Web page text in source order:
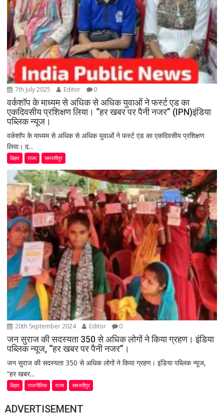
7th July 2025 Editor 0
वर्कशॉप के माध्यम से अधिक से अधिक युवाओं ने फर्स्ट एड का
एकदिवसीय प्रशिक्षण लिया। “हर खबर पर पैनी नजर” (IPN)इंडिया
पब्लिक न्यूज।
वर्कशॉप के माध्यम से अधिक से अधिक युवाओं ने फर्स्ट एड का एकदिवसीय प्रशिक्षण
लिया। द...
बिहार राज्य समस्तीपुर
20th September 2024 Editor 0
जन सुराज की सदस्यता 350 से अधिक लोगों ने किया ग्रहण। इंडिया
पब्लिक न्यूज, “हर खबर पर पैनी नजर”।
जन सुराज की सदस्यता 350 से अधिक लोगों ने किया ग्रहण। इंडिया पब्लिक न्यूज,
“हर खबर...
बिहार राजनीतिक राज्य समस्तीपुर
ADVERTISEMENT